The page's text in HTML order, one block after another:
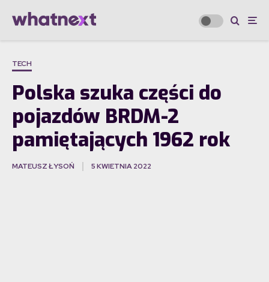
TECH
Polska szuka części do
pojazdów BRDM-2
pamiętających 1962 rok
MATEUSZ ŁYSOŃ 5 KWIETNIA 2022